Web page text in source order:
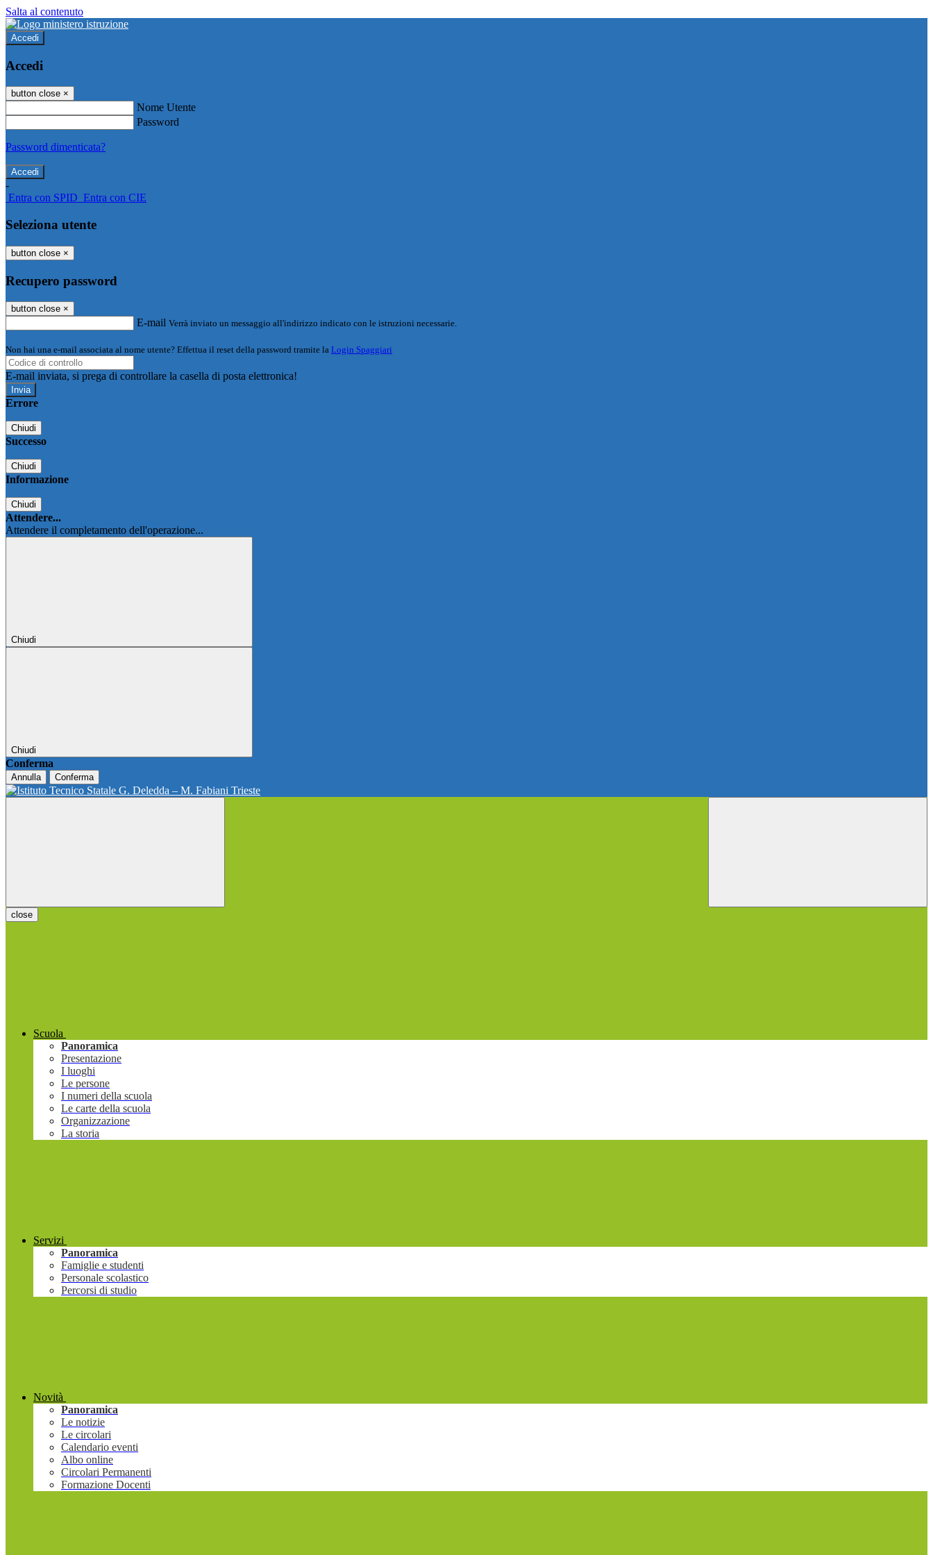
Salta al contenuto
Accedi
Accedi
button close ×
Nome Utente
Password
Password dimenticata?
-
Entra con SPID Entra con CIE
Seleziona utente
button close ×
Recupero password
button close ×
E-mail Verrà inviato un messaggio all'indirizzo indicato con le istruzioni necessarie.
Non hai una e-mail associata al nome utente? Effettua il reset della password tramite la Login Spaggiari
E-mail inviata, si prega di controllare la casella di posta elettronica!
Errore
Chiudi
Successo
Chiudi
Informazione
Chiudi
Attendere...
Attendere il completamento dell'operazione...
Chiudi
Chiudi
Conferma
Annulla Conferma
close
Scuola
Panoramica
Presentazione
I luoghi
Le persone
I numeri della scuola
Le carte della scuola
Organizzazione
La storia
Servizi
Panoramica
Famiglie e studenti
Personale scolastico
Percorsi di studio
Novità
Panoramica
Le notizie
Le circolari
Calendario eventi
Albo online
Circolari Permanenti
Formazione Docenti